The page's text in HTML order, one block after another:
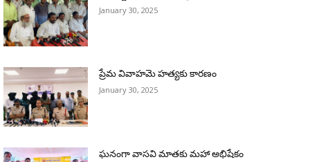
January 30, 2025
ప్రేమ వివాహమె హత్యకు కారణం
January 30, 2025
ఘనంగా వాసవి మాతకు మహా అభిషేకం